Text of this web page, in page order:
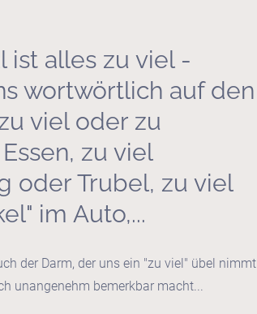
ist alles zu viel -
wortwörtlich auf den
viel oder zu
zu viel
oder Trubel, zu viel
im Auto,...
der Darm, der uns ein "zu viel" übel nimmt
unangenehm bemerkbar macht...